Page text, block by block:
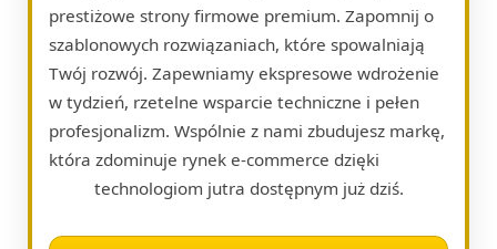
prestiżowe strony firmowe premium. Zapomnij o
szablonowych rozwiązaniach, które spowalniają
Twój rozwój. Zapewniamy ekspresowe wdrożenie
w tydzień, rzetelne wsparcie techniczne i pełen
profesjonalizm. Wspólnie z nami zbudujesz markę,
która zdominuje rynek e-commerce dzięki
technologiom jutra dostępnym już dziś.